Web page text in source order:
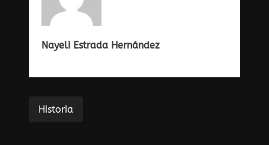
Nayeli Estrada Hernández
Historia